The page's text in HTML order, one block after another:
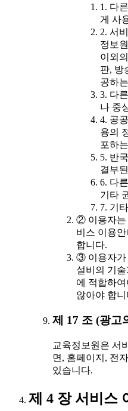
1. 다
게 사
2. 서
정보
이외
판, 방
공하
3. 다
나 중
4. 공
용의
포하
5. 반
결부
6. 다
기타
7. 기
② 이용자는
비스 이용
합니다.
③ 이용자가
설비의 기
에 적합하
않아야 합니
제 17 조 (광고
교육정보원은 서
면, 홈페이지, 전
있습니다.
제 4 장 서비스